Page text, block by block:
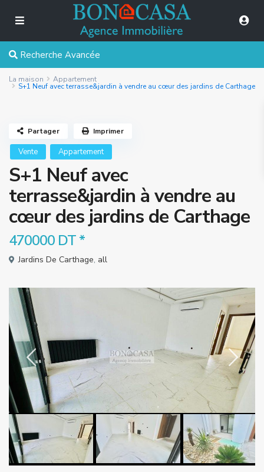
Recherche Avancée
La maison Appartement
S+1 Neuf avec terrasse&jardin à vendre au cœur des jardins de Carthage
Vente Appartement
S+1 Neuf avec
terrasse&jardin à vendre au
cœur des jardins de Carthage
470000 DT*
Jardins De Carthage, all
Partager Imprimer